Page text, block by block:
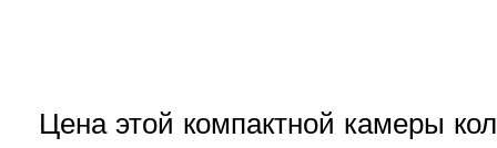
Цена этой компактной камеры